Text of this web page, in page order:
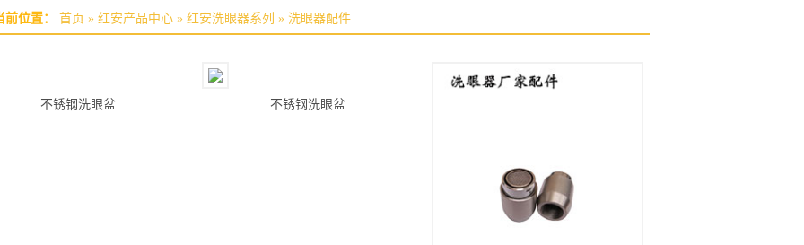
前位置： 首页 » 红安产品中心 » 红安洗眼器系列 » 洗眼器配件
不锈钢洗眼盆 不锈钢洗眼盆